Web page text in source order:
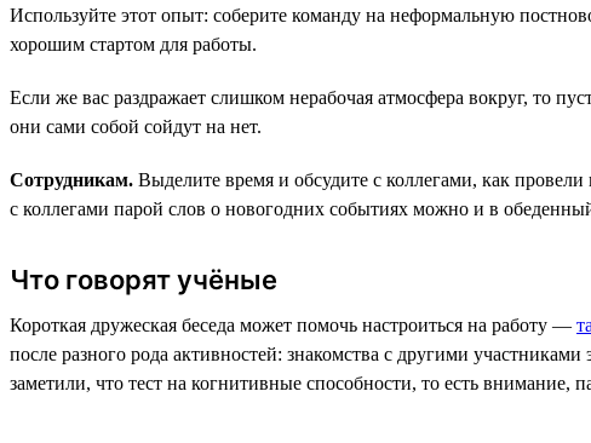
Используйте этот опыт: соберите команду на неформальную
хорошим стартом для работы.
Если же вас раздражает слишком нерабочая атмосфера вокруг, то
они сами собой сойдут на нет.
Сотрудникам. Выделите время и обсудите с коллегами, как
с коллегами парой слов о новогодних событиях можно и в
Что говорят учёные
Короткая дружеская беседа может помочь настроиться на работу —
после разного рода активностей: знакомства с другими
заметили, что тест на когнитивные способности, то есть